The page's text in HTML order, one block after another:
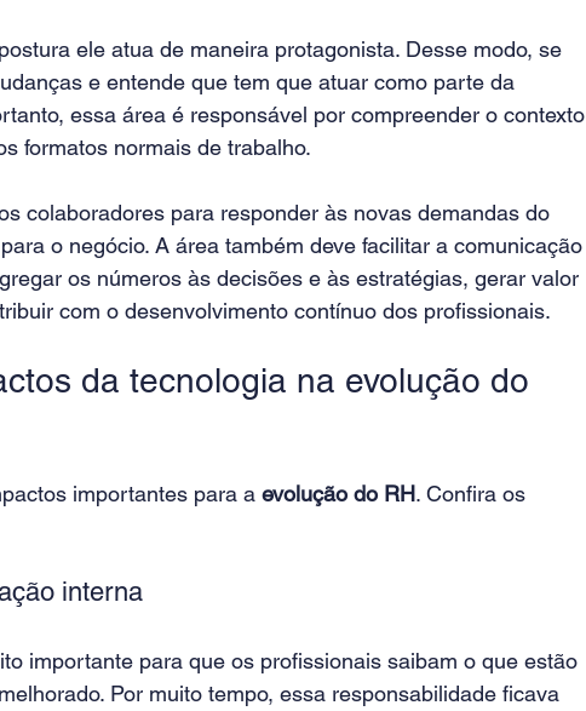
ele atua de maneira protagonista. Desse modo, se
e entende que tem que atuar como parte da
essa área é responsável por compreender o contexto
formatos normais de trabalho.
colaboradores para responder às novas demandas do
o negócio. A área também deve facilitar a comunicação
os números às decisões e às estratégias, gerar valor
com o desenvolvimento contínuo dos profissionais.
da tecnologia na evolução do
importantes para a evolução do RH. Confira os
interna
importante para que os profissionais saibam o que estão
Por muito tempo, essa responsabilidade ficava